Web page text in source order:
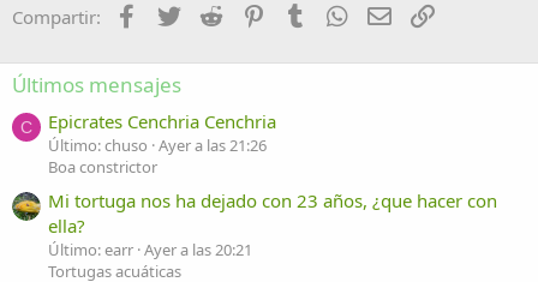
Compartir: Facebook
Twitter Reddit PinterestTumblrWhatsApp
Email
Últimos mensajes
C Epicrates Cenchria Cenchria
Último: chuso Ayer a las 21:26
Boa constrictor
Mi tortuga nos ha dejado con 23 años, ¿que hacer con
ella?
Último: earr Ayer a las 20:21
Tortugas acuáticas